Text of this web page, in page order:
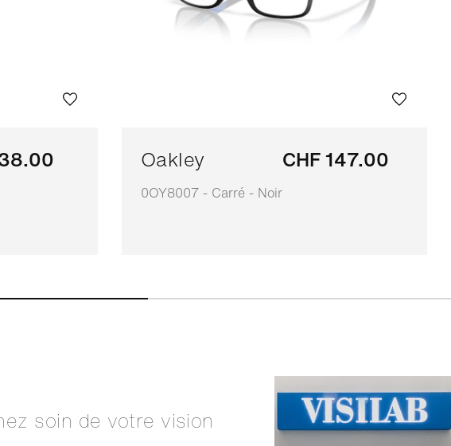
Oakley
0OY8007 - Carré - Noir
CHF 147.00
soin de votre vision